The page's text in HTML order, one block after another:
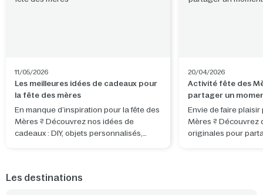
11/05/2026
Les meilleures idées de cadeaux pour
la fête des mères
En manque d’inspiration pour la fête des
Mères ? Découvrez nos idées de
cadeaux : DIY, objets personnalisés,
20/04/2026
Activité fête des
partager un
Envie de faire plaisir
Mères ? Découvrez
originales pour
Les destinations